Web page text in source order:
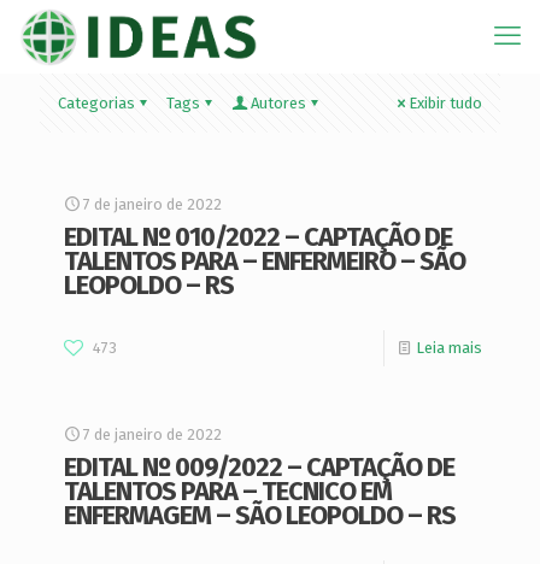
Categorias Tags Autores Exibir tudo
7 de janeiro de 2022
EDITAL Nº 010/2022 – CAPTAÇÃO DE
TALENTOS PARA – ENFERMEIRO – SÃO
LEOPOLDO – RS
473 Leia mais
7 de janeiro de 2022
EDITAL Nº 009/2022 – CAPTAÇÃO DE
TALENTOS PARA – TECNICO EM
ENFERMAGEM – SÃO LEOPOLDO – RS